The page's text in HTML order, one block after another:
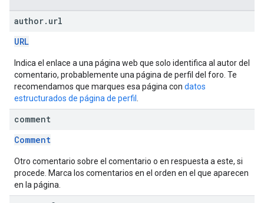
author. url
URL
Indica el enlace a una página web que solo identifica al autor del
comentario, probablemente una página de perfil del foro. Te
recomendamos que marques esa página con datos
estructurados de página de perfil
comment
Comment
Otro comentario sobre el comentario o en respuesta a este, si
procede. Marca los comentarios en el orden en el que aparecen
en la página.